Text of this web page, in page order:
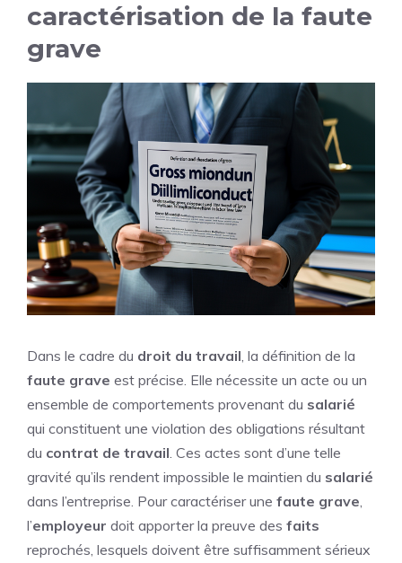
caractérisation de la faute
grave
Dans le cadre du droit du travail , la définition de la
faute grave est précise. Elle nécessite un acte ou un
ensemble de comportements provenant du salarié
qui constituent une violation des obligations résultant
du contrat de travail . Ces actes sont d’une telle
gravité qu’ils rendent impossible le maintien du salarié
dans l’entreprise. Pour caractériser une faute grave
l’employeur doit apporter la preuve des faits
reprochés, lesquels doivent être suffisamment sérieux